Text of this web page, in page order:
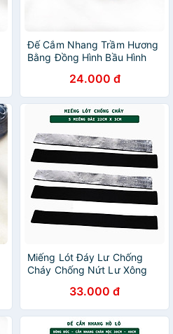
Đế Cắm Nhang Trầm Hương
Bằng Đồng Hình Bầu Hình
Lành Trang Trí Nhà Bàn Thờ
Thiền
24.000 đ
Miếng Lót Đáy Lư Chống
Cháy Chống Nứt Lư Xông
Nhiệt Chống Cháy 3 Lành
An Toàn Sử Dụng
33.000 đ